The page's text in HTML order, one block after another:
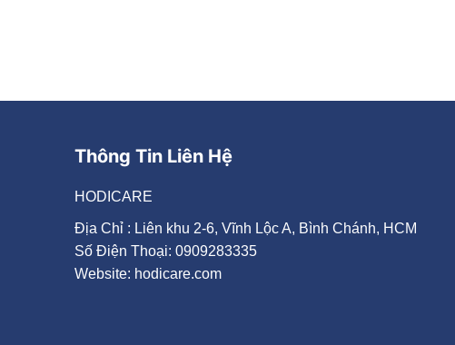
Thông Tin Liên Hệ
HODICARE
Địa Chỉ : Liên khu 2-6, Vĩnh Lộc A, Bình Chánh, HCM
Số Điện Thoại: 0909283335
Website: hodicare.com